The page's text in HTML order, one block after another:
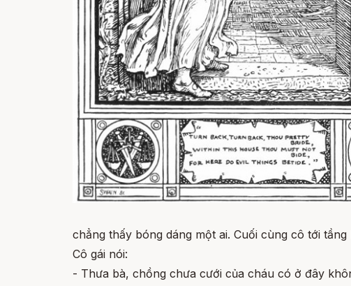
chẳng thấy bóng dáng một ai. Cuối cùng cô tới
Cô gái nói:
- Thưa bà, chồng chưa cưới của cháu có ở đây